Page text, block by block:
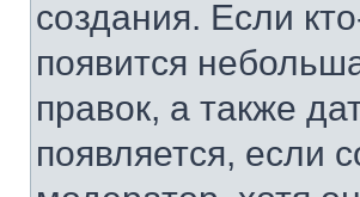
создания. Если
появится
правок, а также
появляется, если